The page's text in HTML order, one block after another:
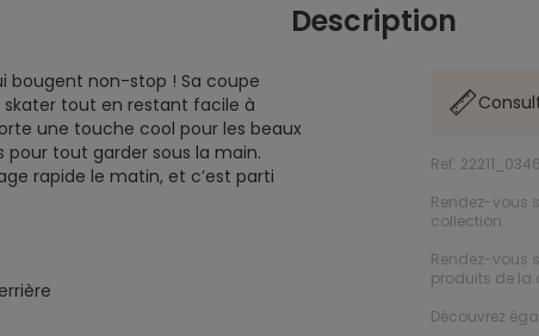
Description
bougent non-stop ! Sa coupe
tout en restant facile à
une touche cool pour les beaux
pour tout garder sous la main.
rapide le matin, et c’est parti
Ref.
Rendez-vous
collection.
Rendez-vous
produits de la
Découvrez